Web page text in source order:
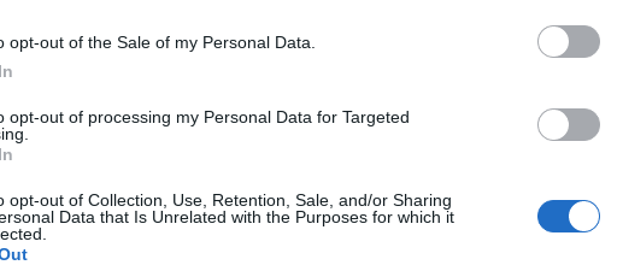
opt-out of the Sale of my Personal Data.
opt-out of processing my Personal Data for Targeted
opt-out of Collection, Use, Retention, Sale, and/or Sharing
Data that Is Unrelated with the Purposes for which it